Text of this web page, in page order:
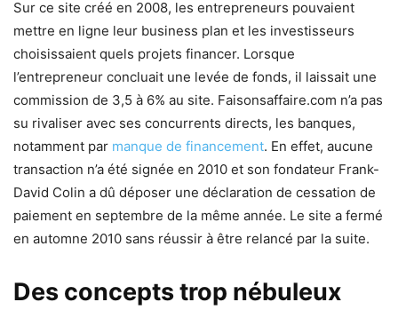
Sur ce site créé en 2008, les entrepreneurs pouvaient
mettre en ligne leur business plan et les investisseurs
choisissaient quels projets financer. Lorsque
l’entrepreneur concluait une levée de fonds, il laissait une
commission de 3,5 à 6% au site. Faisonsaffaire.com n’a pas
su rivaliser avec ses concurrents directs, les banques,
notamment par manque de financement. En effet, aucune
transaction n’a été signée en 2010 et son fondateur Frank-
David Colin a dû déposer une déclaration de cessation de
paiement en septembre de la même année. Le site a fermé
en automne 2010 sans réussir à être relancé par la suite.
Des concepts trop nébuleux